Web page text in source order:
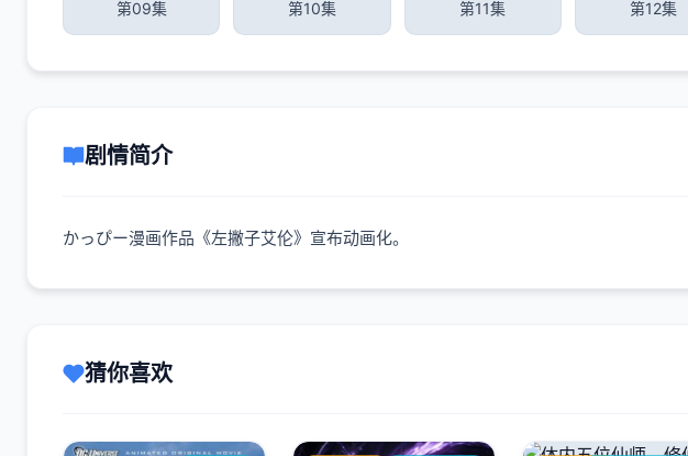
第09集 第10集 第11集 第12集
剧情简介
かっぴー漫画作品《左撇子艾伦》宣布动画化。
猜你喜欢